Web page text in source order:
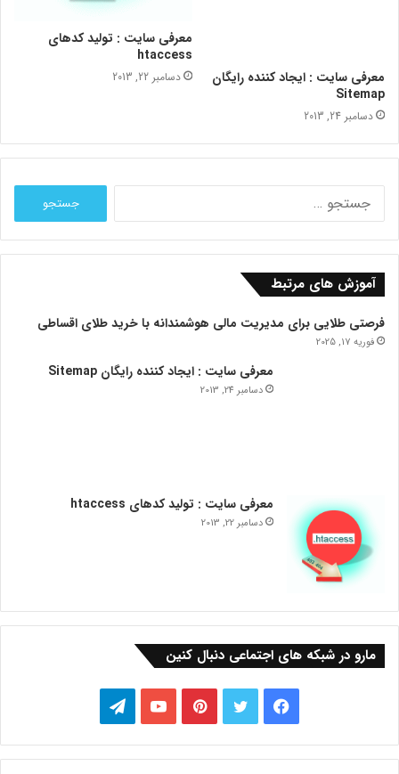
معرفی سایت : ایجاد کننده رایگان
Sitemap
دسامبر 24, 2013
معرفی سایت : تولید کدهای
htaccess
دسامبر 22, 2013
آموزش های مرتبط
فرصتی طلایی برای مدیریت مالی هوشمندانه با خرید طلای اقساطی
فوریه 17, 2025
معرفی سایت : ایجاد کننده رایگان Sitemap
دسامبر 24, 2013
معرفی سایت : تولید کدهای htaccess
دسامبر 22, 2013
مارو در شبکه های اجتماعی دنبال کنین
فیس
بوک
توییتر‫پین‌ترستیوتیوبتلگرام